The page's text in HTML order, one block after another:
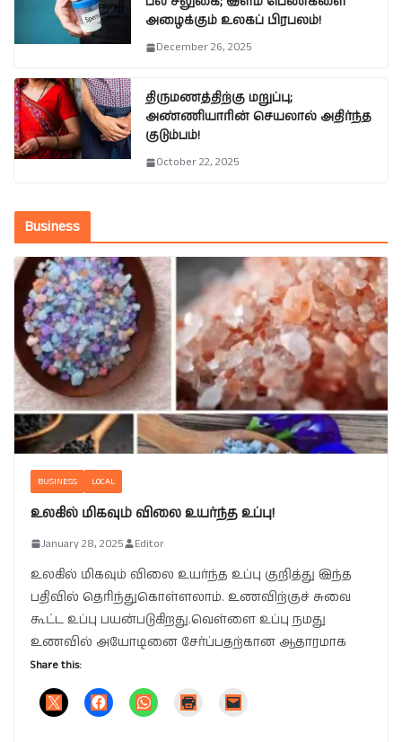
அழைக்கும் உலகப் பிரபலம்!
December 26, 2025
திருமணத்திற்கு மறுப்பு;
அண்ணியாரின் செயலால் அதிர்ந்த
குடும்பம்!
October 22, 2025
Business
BUSINESS LOCAL
உலகில் மிகவும் விலை உயர்ந்த உப்பு!
January 28, 2025 Editor
உலகில் மிகவும் விலை உயர்ந்த உப்பு குறித்து இந்த
பதிவில் தெரிந்துகொள்ளலாம். உணவிற்குச் சுவை
கூட்ட உப்பு பயன்படுகிறது.வெள்ளை உப்பு நமது
உணவில் அயோடினை சேர்ப்பதற்கான ஆதாரமாக
Share this: